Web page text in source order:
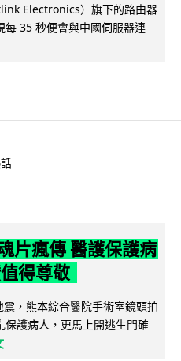
Electronics）旗下的路由器
每 35 秒便會與中國伺服器連
片瘋傳 醫護保護病
得尊敬
，熊本綜合醫院手術室鏡頭拍
護病人，更馬上開逃生門確